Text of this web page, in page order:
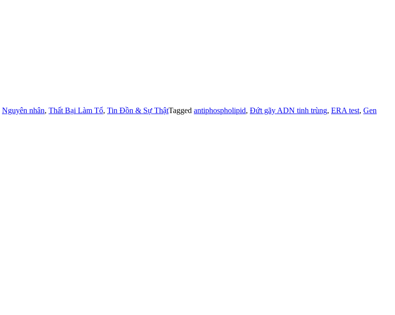
Nguyên nhân, Thất Bại Làm Tổ, Tin Đồn & Sự ThậtTagged antiphospholipid, Đứt gãy ADN tinh trùng, ERA test, Gen